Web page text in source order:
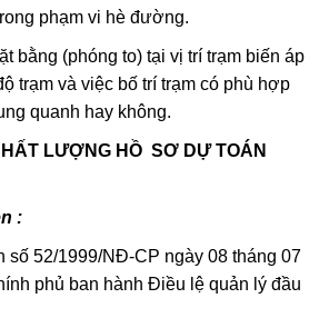
phạm vi hè đường.
bằng (phóng to) tại vị trí trạm biến áp
trạm và việc bố trí trạm có phù hợp
quanh hay không.
LƯỢNG HỒ SƠ DỰ TOÁN
:
số 52/1999/NĐ-CP ngày 08 tháng 07
phủ ban hành Điều lệ quản lý đầu